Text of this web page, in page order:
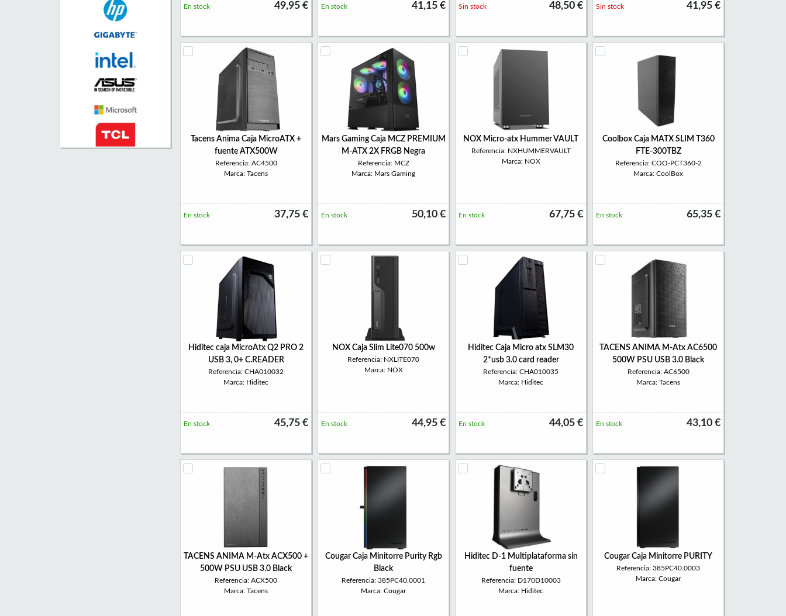
49,95 €
En stock 41,15 €
En stock 48,50 €
Sin stock 41,95 €
Sin stock
Tacens Anima Caja MicroATX +
fuente ATX500W
Referencia: AC4500
Marca: Tacens
37,75 €
En stock
Mars Gaming Caja MCZ PREMIUM
M-ATX 2X FRGB Negra
Referencia: MCZ
Marca: Mars Gaming
50,10 €
En stock
NOX Micro-atx Hummer VAULT
Referencia: NXHUMMERVAULT
Marca: NOX
67,75 €
En stock
Coolbox Caja MATX SLIM T360
FTE-300TBZ
Referencia: COO-PCT360-2
Marca: CoolBox
65,35 €
En stock
Hiditec caja MicroAtx Q2 PRO 2
USB 3, 0+ C.READER
Referencia: CHA010032
Marca: Hiditec
45,75 €
En stock
NOX Caja Slim Lite070 500w
Referencia: NXLITE070
Marca: NOX
44,95 €
En stock
Hiditec Caja Micro atx SLM30
2*usb 3.0 card reader
Referencia: CHA010035
Marca: Hiditec
44,05 €
En stock
TACENS ANIMA M-Atx AC6500
500W PSU USB 3.0 Black
Referencia: AC6500
Marca: Tacens
43,10 €
En stock
TACENS ANIMA M-Atx ACX500 +
500W PSU USB 3.0 Black
Referencia: ACX500
Marca: Tacens
Cougar Caja Minitorre Purity Rgb
Black
Referencia: 385PC40.0001
Marca: Cougar
Hiditec D-1 Multiplataforma sin
fuente
Referencia: D170D10003
Marca: Hiditec
Cougar Caja Minitorre PURITY
Referencia: 385PC40.0003
Marca: Cougar